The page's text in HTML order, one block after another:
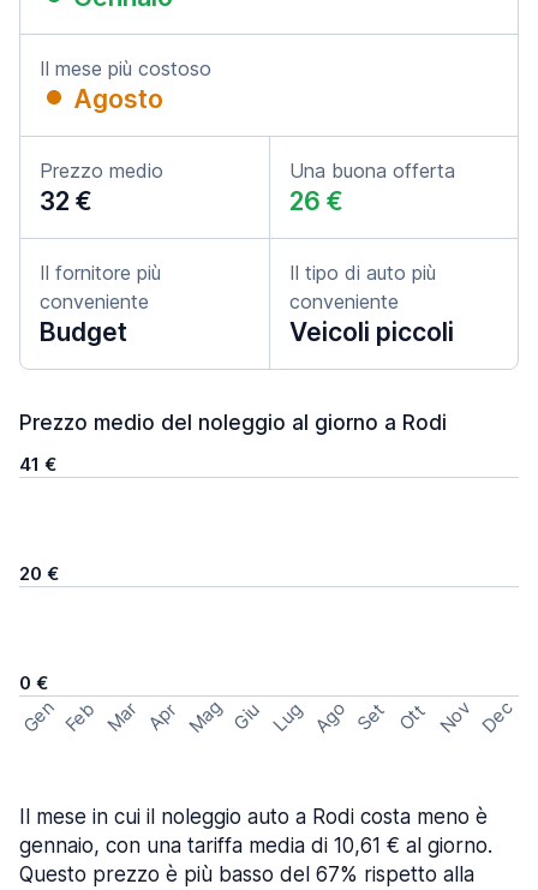
Il mese più costoso
Agosto
Prezzo medio
32 €
Una buona offerta
26 €
Il fornitore più
conveniente
Budget
Il tipo di auto più
conveniente
Veicoli piccoli
Prezzo medio del noleggio al giorno a Rodi
41 €
20 €
0 €
Gen Feb Mar Apr Mag Giu Lug Ago Set Ott Nov Dec
Il mese in cui il noleggio auto a Rodi costa meno è
gennaio, con una tariffa media di 10,61 € al giorno.
Questo prezzo è più basso del 67% rispetto alla